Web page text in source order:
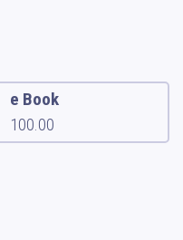
e Book
100.00